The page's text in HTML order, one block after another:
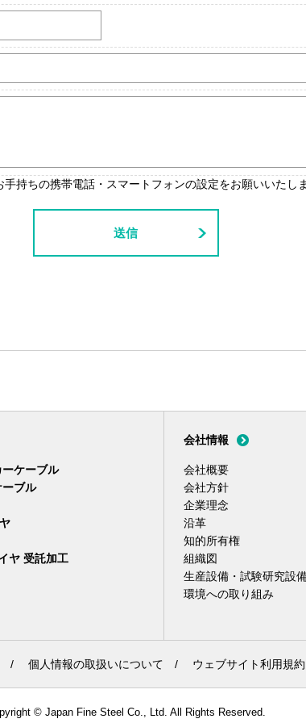
持ちの携帯電話・スマートフォンの設定をお願いいたし
ケーブル
ブル
ヤ 受託加工
会社情報
会社概要
会社方針
企業理念
沿革
知的所有権
組織図
生産設備・試験研究設
環境への取り組み
/ 個人情報の取扱いについて / ウェブサイト利用規約
© Japan Fine Steel Co., Ltd. All Rights Reserved.